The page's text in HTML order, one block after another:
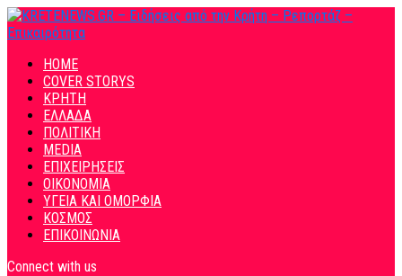
HOME
COVER STORYS
ΚΡΗΤΗ
ΕΛΛΑΔΑ
ΠΟΛΙΤΙΚΗ
MEDIA
ΕΠΙΧΕΙΡΗΣΕΙΣ
ΟΙΚΟΝΟΜΙΑ
ΥΓΕΙΑ ΚΑΙ ΟΜΟΡΦΙΑ
ΚΟΣΜΟΣ
ΕΠΙΚΟΙΝΩΝΙΑ
Connect with us